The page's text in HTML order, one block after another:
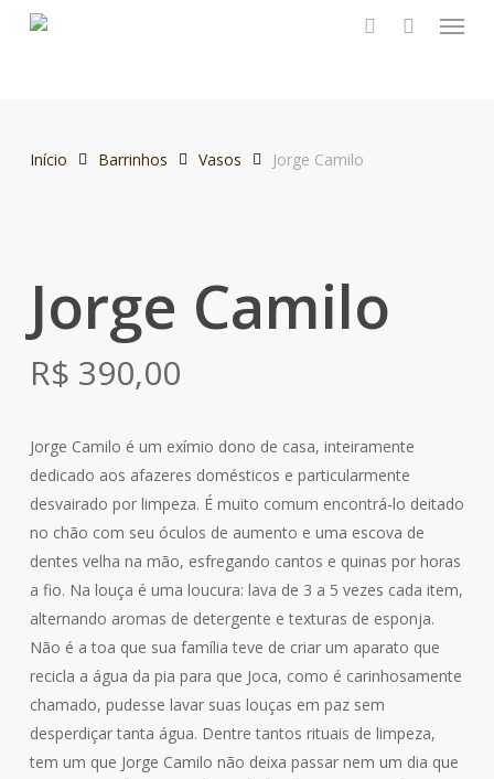
Menu
Início Barrinhos Vasos Jorge Camilo
Jorge Camilo
R$ 390,00
Jorge Camilo é um exímio dono de casa, inteiramente
dedicado aos afazeres domésticos e particularmente
desvairado por limpeza. É muito comum encontrá-lo deitado
no chão com seu óculos de aumento e uma escova de
dentes velha na mão, esfregando cantos e quinas por horas
a fio. Na louça é uma loucura: lava de 3 a 5 vezes cada item,
alternando aromas de detergente e texturas de esponja.
Não é a toa que sua família teve de criar um aparato que
recicla a água da pia para que Joca, como é carinhosamente
chamado, pudesse lavar suas louças em paz sem
desperdiçar tanta água. Dentre tantos rituais de limpeza,
tem um que Jorge Camilo não deixa passar nem um dia que